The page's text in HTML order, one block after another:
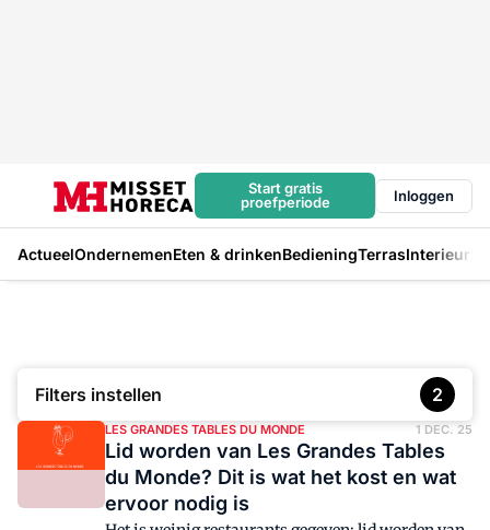
Start gratis
proefperiode
Inloggen
ActueelOndernemenEten & drinkenBedieningTerrasInterieur
Filters instellen 2
LES GRANDES TABLES DU MONDE 1 DEC. 25
Lid worden van Les Grandes Tables
du Monde? Dit is wat het kost en wat
ervoor nodig is